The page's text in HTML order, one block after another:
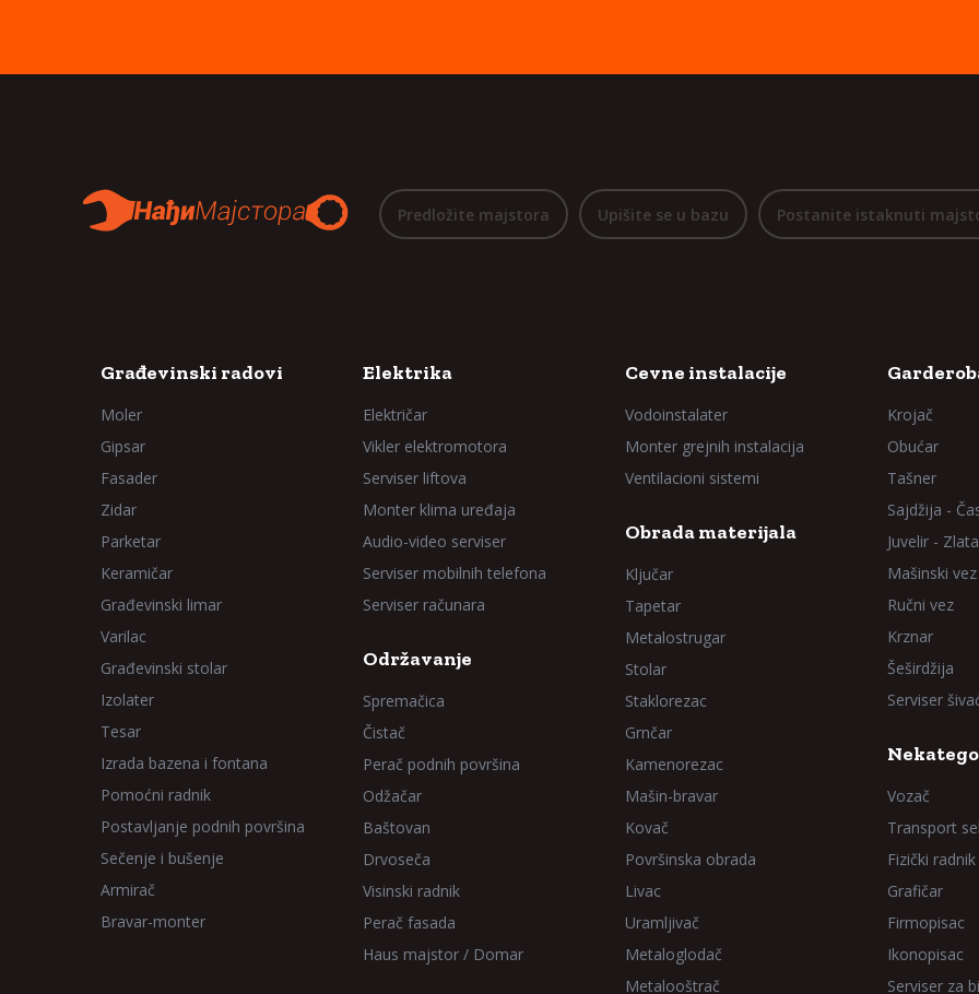
Predložite majstora Upišite se u bazu Postanite istaknuti
Građevinski radovi
Moler
Gipsar
Fasader
Zidar
Parketar
Keramičar
Građevinski limar
Varilac
Građevinski stolar
Izolater
Tesar
Izrada bazena i fontana
Pomoćni radnik
Postavljanje podnih površina
Sečenje i bušenje
Armirač
Bravar-monter
Elektrika
Električar
Vikler elektromotora
Serviser liftova
Monter klima uređaja
Audio-video serviser
Serviser mobilnih telefona
Serviser računara
Održavanje
Spremačica
Čistač
Perač podnih površina
Odžačar
Baštovan
Drvoseča
Visinski radnik
Perač fasada
Haus majstor / Domar
Cevne instalacije
Vodoinstalater
Monter grejnih instalacija
Ventilacioni sistemi
Obrada materijala
Ključar
Tapetar
Metalostrugar
Stolar
Staklorezac
Grnčar
Kamenorezac
Mašin-bravar
Kovač
Površinska obrada
Livac
Uramljivač
Metaloglodač
Metalooštrač
Krojač
Obućar
Tašner
Sajdžija -
Juvelir -
Mašinski vez
Ručni vez
Krznar
Šeširdžija
Serviser
Vozač
Transport
Fizički radnik
Grafičar
Firmopisac
Ikonopisac
Serviser za